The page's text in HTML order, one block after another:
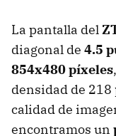
La pantalla del
diagonal de 4.5
854x480 píxeles
densidad de 218
calidad de
encontramos un